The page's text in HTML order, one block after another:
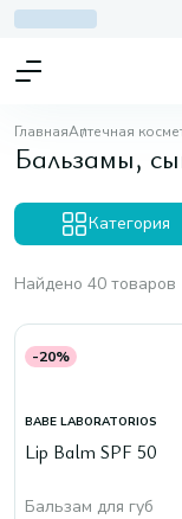
ГлавнаяАптечная
Бальзамы,
Категория
Найдено 40 товаров
-20%
BABE LABORATORIOS
Lip Balm SPF 50
Бальзам для губ